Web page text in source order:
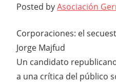
Posted byAsociación
Corporaciones: el
Jorge Majfud
Un candidato
a una crítica del público